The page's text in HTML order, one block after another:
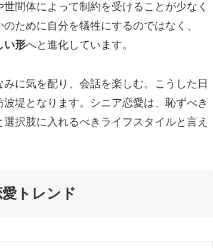
間体によって制約を受けることが少なく
ために自分を犠牲にするのではなく、
い形へと進化しています。
に気を配り、会話を楽しむ。こうした日
堤となります。シニア恋愛は、恥ずべき
択肢に入れるべきライフスタイルと言え
トレンド